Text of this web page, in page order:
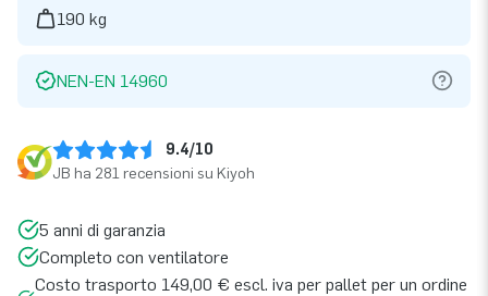
190 kg
NEN-EN 14960
9.4/10
JB ha 281 recensioni su Kiyoh
5 anni di garanzia
Completo con ventilatore
Costo trasporto 149,00 € escl. iva per pallet per un ordine